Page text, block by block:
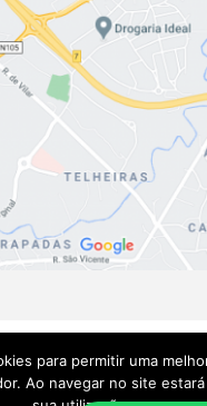
2026
para permitir uma
Ao navegar no site